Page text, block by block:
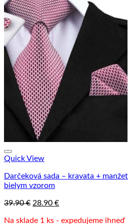
Quick View
Darčeková sada – kravata +
bielym vzorom
39.90€ Pôvodná
bola:
28.90 €Aktuálna
je:
Na sklade 1 ks - expedujeme ihneď